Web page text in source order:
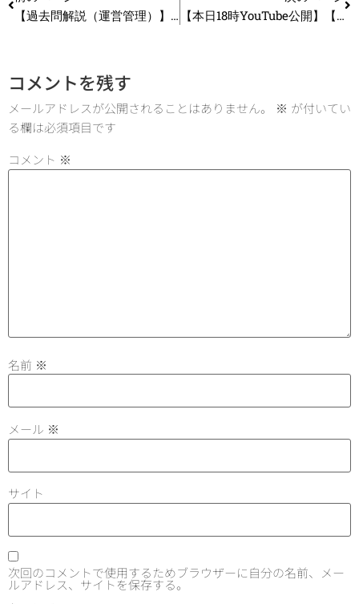
【過去問解説（運営管理）】R1 第19問 設備投資
【本日18時YouTube公開】【就活で無双!?新卒カードを無駄にしない!?】実は中小企業診断士が大学生におすすめな理由5選_第343回
コメントを残す
メールアドレスが公開されることはありません。 ※ が付いてい
る欄は必須項目です
コメント ※
名前 ※
メール ※
サイト
次回のコメントで使用するためブラウザーに自分の名前、メー
ルアドレス、サイトを保存する。